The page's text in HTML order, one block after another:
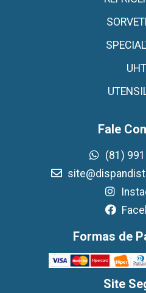
UHT
Fale
(81)
Formas de
Site